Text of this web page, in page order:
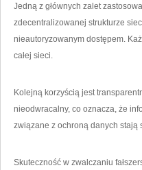
Jedną z ⁤głównych zalet
zdecentralizowanej strukturze
nieautoryzowanym dostępem.
całej sieci.
Kolejną ⁣korzyścią jest
nieodwracalny, co oznacza, że
związane z ochroną danych
Skuteczność w zwalczaniu